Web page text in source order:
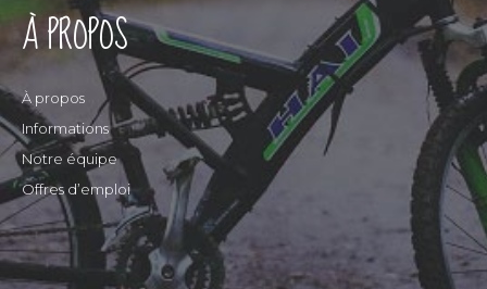
À PROPOS
À propos
Informations
Notre équipe
Offres d’emploi